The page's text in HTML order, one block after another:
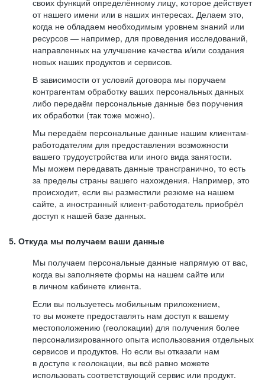
своих функций определённому лицу, которое действует
от нашего имени или в наших интересах. Делаем это,
когда не обладаем необходимым уровнем знаний или
ресурсов — например, для проведения исследований,
направленных на улучшение качества и/или создания
новых наших продуктов и сервисов.
В зависимости от условий договора мы поручаем
контрагентам обработку ваших персональных данных
либо передаём персональные данные без поручения
их обработки (так тоже можно).
Мы передаём персональные данные нашим клиентам-
работодателям для предоставления возможности
вашего трудоустройства или иного вида занятости.
Мы можем передавать данные трансгранично, то есть
за пределы страны вашего нахождения. Например, это
происходит, если вы разместили резюме на нашем
сайте, а иностранный клиент-работодатель приобрёл
доступ к нашей базе данных.
5. Откуда мы получаем ваши данные
Мы получаем персональные данные напрямую от вас,
когда вы заполняете формы на нашем сайте или
в личном кабинете клиента.
Если вы пользуетесь мобильным приложением,
то вы можете предоставлять нам доступ к вашему
местоположению (геолокации) для получения более
персонализированного опыта использования отдельных
сервисов и продуктов. Но если вы отказали нам
в доступе к геолокации, вы всё равно можете
использовать соответствующий сервис или продукт.